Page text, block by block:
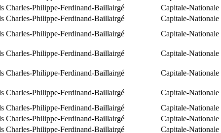
Charles-Philippe-Ferdinand-Baillairgé Capitale-Nationale
Charles-Philippe-Ferdinand-Baillairgé Capitale-Nationale
Charles-Philippe-Ferdinand-Baillairgé Capitale-Nationale
Charles-Philippe-Ferdinand-Baillairgé Capitale-Nationale
Charles-Philippe-Ferdinand-Baillairgé Capitale-Nationale
Charles-Philippe-Ferdinand-Baillairgé Capitale-Nationale
Charles-Philippe-Ferdinand-Baillairgé Capitale-Nationale
Charles-Philippe-Ferdinand-Baillairgé Capitale-Nationale
Charles-Philippe-Ferdinand-Baillairgé Capitale-Nationale